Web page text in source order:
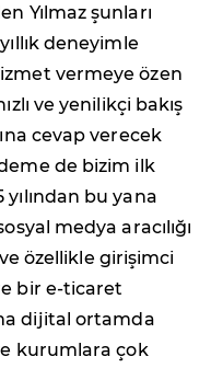
Yılmaz şunları
deneyimle
vermeye özen
ve yenilikçi bakış
cevap verecek
de bizim ilk
yılından bu yana
medya aracılığı
özellikle girişimci
bir e-ticaret
dijital ortamda
kurumlara çok